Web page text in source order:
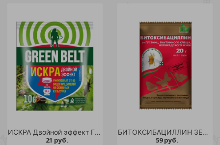
ИСКРА Двойной эффект ГРИН БЭЛТ таблетка 10г /350
21 руб.
БИТОКСИБАЦИЛЛИН ЗЕЛЕНАЯ АПТЕКА 20гр /100
59 руб.